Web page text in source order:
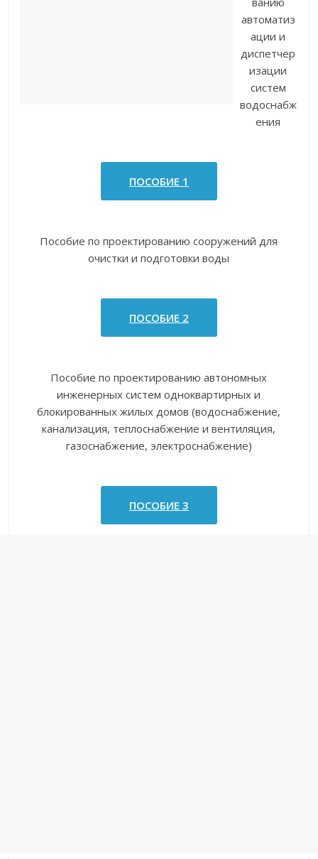
автоматиз
ации и
диспетчер
изации
систем
водоснабж
ения
ПОСОБИЕ 1
Пособие по проектированию сооружений для
очистки и подготовки воды
ПОСОБИЕ 2
Пособие по проектированию автономных
инженерных систем одноквартирных и
блокированных жилых домов (водоснабжение,
канализация, теплоснабжение и вентиляция,
газоснабжение, электроснабжение)
ПОСОБИЕ 3